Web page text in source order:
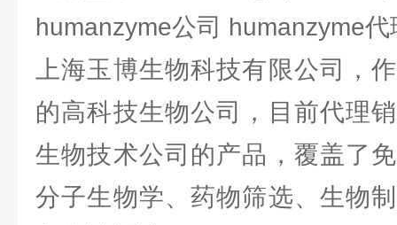
humanzyme公司 humanzyme
上海玉博生物科技有限公司，
的高科技生物公司，目前代理
生物技术公司的产品，覆盖了
分子生物学、药物筛选、生物